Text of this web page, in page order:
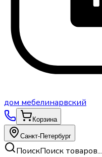
дом мебелинарвский
Корзина
Санкт-Петербург
ПоискПоиск товаров...